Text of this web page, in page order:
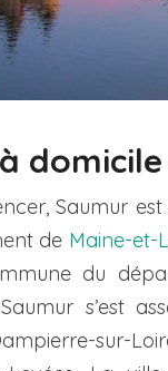
Saumur
de Maine-et-
du
s’est
sur-